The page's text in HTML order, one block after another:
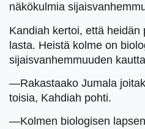
näkökulmia
Kandiah kertoi, että heidän
lasta. Heistä kolme on
sijaisvanhemmuuden
—Rakastaako Jumala
toisia, Kahdiah pohti.
—Kolmen biologisen